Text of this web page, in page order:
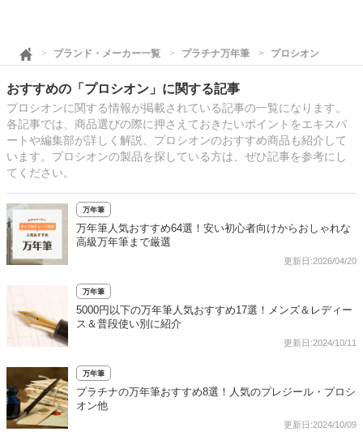
ブランド・メーカー一覧 プラチナ万年筆 プロシオン
おすすめの「プロシオン」に関する記事
プロシオンに関する情報が掲載されている記事の一覧になります。
各記事では、商品選びの際に押さえておきたいポイントをエキスパ
ートや編集部が詳しく解説、プロシオンのおすすめ商品も紹介して
います。プロシオンの製品を探している方は、ぜひ記事を参考にし
てください。
万年筆
万年筆人気おすすめ64選！安い初心者向けからおしゃれな
高級万年筆まで厳選
更新日:2026/04/20
万年筆
5000円以下の万年筆人気おすすめ17選！メンズ＆レディー
ス＆普段使い別に紹介
更新日:2024/10/11
万年筆
プラチナの万年筆おすすめ8選！人気のプレジール・プロシ
オン他
更新日:2024/10/09